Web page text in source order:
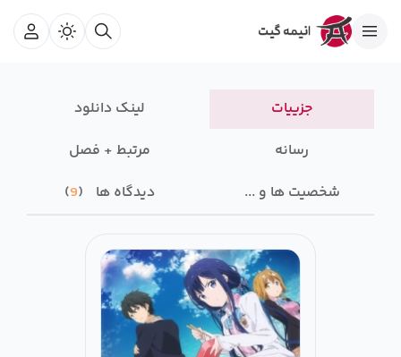
جزییات
لینک دانلود
رسانه‌
مرتبط + فصل
شخصیت ها و ...
دیدگاه ها 9